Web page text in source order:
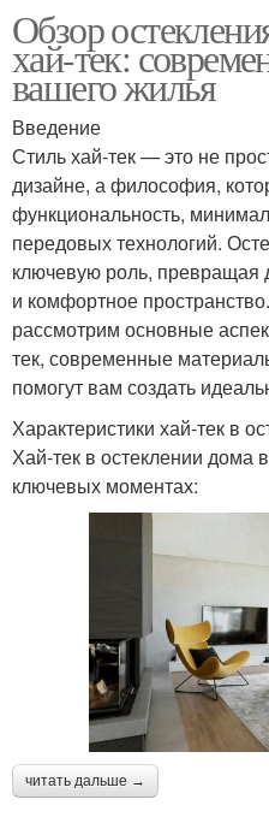
Обзор
хай-тек:
вашего жилья
Введение
Стиль хай-тек — это не
дизайне, а философия,
функциональность,
передовых технологий.
ключевую роль, превращая
и комфортное
рассмотрим основные
тек, современные
помогут вам создать
Характеристики хай-тек в
Хай-тек в остеклении дома
ключевых моментах:
читать дальше →